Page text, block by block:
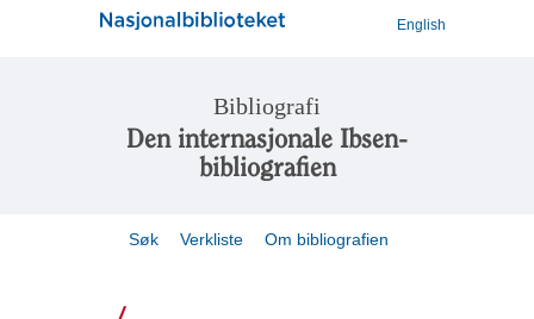
English
Bibliografi
Den internasjonale Ibsen-
bibliografien
Søk Verkliste Om bibliografien